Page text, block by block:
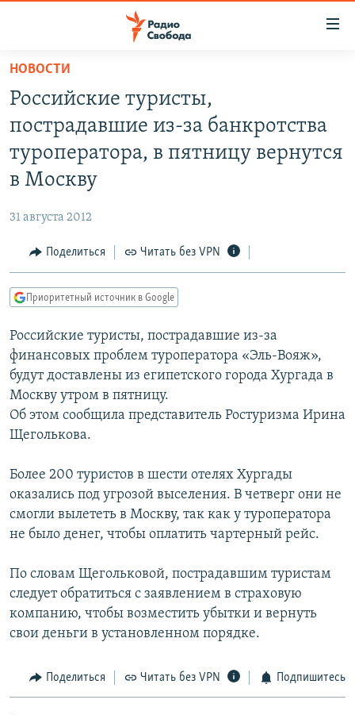
упрощенного
доступа
основному
содержанию
навигации
Вернутся
АВТОРСКИЕ ПРОЕКТЫ
ЦИТАТЫ СВОБОДЫ
КУЛЬТУРА
IDEL.РЕАЛИИ
КАВКАЗ.РЕАЛИИ
СИБИРЬ.РЕАЛИИ
РАСПИСАНИЕ ВЕЩАНИЯ
ПОДПИШИТЕСЬ НА РАССЫЛКУ
СОЦИАЛЬНЫЕ СЕТИ
НОВОСТИ
Российские туристы,
пострадавшие из-за банкротства
туроператора, в пятницу вернутся
в Москву
31 августа 2012
Поделиться Читать без VPN
Приоритетный источник в Google
Российские туристы, пострадавшие из-за
финансовых проблем туроператора «Эль-Вояж»,
будут доставлены из египетского города Хургада в
Москву утром в пятницу.
Об этом сообщила представитель Ростуризма Ирина
Щеголькова.
Более 200 туристов в шести отелях Хургады
оказались под угрозой выселения. В четверг они не
смогли вылететь в Москву, так как у туроператора
не было денег, чтобы оплатить чартерный рейс.
По словам Щегольковой, пострадавшим туристам
следует обратиться с заявлением в страховую
компанию, чтобы возместить убытки и вернуть
свои деньги в установленном порядке.
Поделиться Читать без VPN Подпишитесь